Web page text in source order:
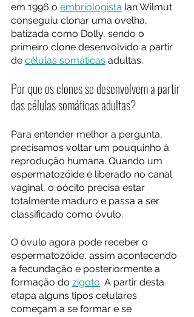
em 1996 o embriologista Ian Wilmut
conseguiu clonar uma ovelha,
batizada como Dolly, sendo o
primeiro clone desenvolvido a partir
de células somáticas adultas.
Por que os clones se desenvolvem a partir
das células somáticas adultas?
Para entender melhor a pergunta,
precisamos voltar um pouquinho à
reprodução humana. Quando um
espermatozóide é liberado no canal
vaginal, o oócito precisa estar
totalmente maduro e passa a ser
classificado como óvulo.
O óvulo agora pode receber o
espermatozóide, assim acontecendo
a fecundação e posteriormente a
formação do zigoto. A partir desta
etapa alguns tipos celulares
começam a se formar e se